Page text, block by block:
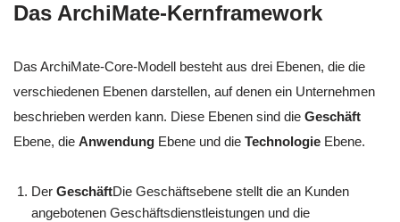
Das ArchiMate-Kernframework
Das ArchiMate-Core-Modell besteht aus drei Ebenen, die die
verschiedenen Ebenen darstellen, auf denen ein Unternehmen
beschrieben werden kann. Diese Ebenen sind die Geschäft
Ebene, die Anwendung Ebene und die Technologie Ebene.
Der GeschäftDie Geschäftsebene stellt die an Kunden
angebotenen Geschäftsdienstleistungen und die